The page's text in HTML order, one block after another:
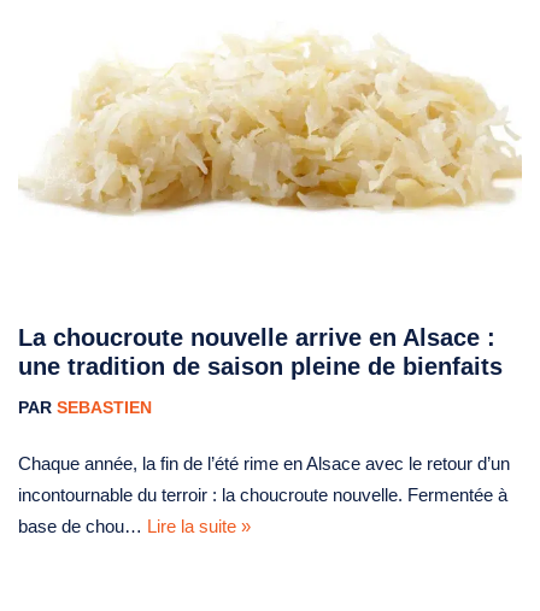
La choucroute nouvelle arrive en Alsace :
une tradition de saison pleine de bienfaits
PAR SEBASTIEN
Chaque année, la fin de l’été rime en Alsace avec le retour d’un
incontournable du terroir : la choucroute nouvelle. Fermentée à
base de chou… Lire la suite »